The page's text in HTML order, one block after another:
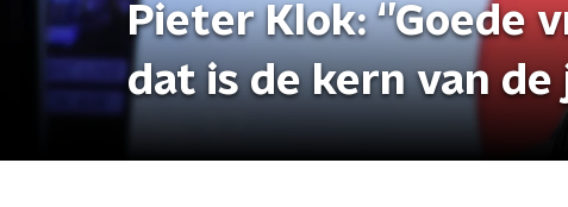
Pieter Klok:
dat is de kern van de